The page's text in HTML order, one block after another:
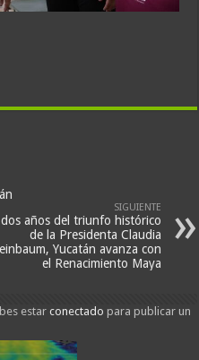
SIGUIENTE
años del triunfo histórico
de la Presidenta Claudia
Yucatán avanza con
el Renacimiento Maya
estarconectado para publicar un